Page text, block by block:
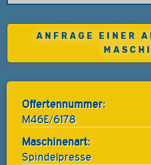
ANFRAGE EINER
Offertennummer:
M46E/6178
Maschinenart:
Spindelpresse